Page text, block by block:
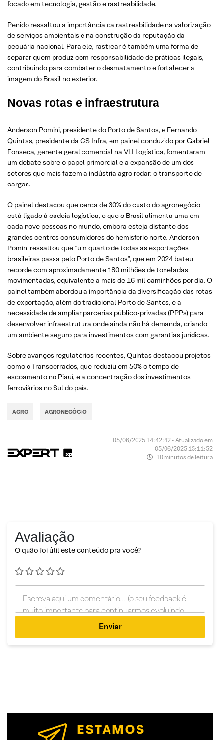
focado em tecnologia, gestão e rastreabilidade.
Penido ressaltou a importância da rastreabilidade na valorização
de serviços ambientais e na construção da reputação da
pecuária nacional. Para ele, rastrear é também uma forma de
separar quem produz com responsabilidade de práticas ilegais,
contribuindo para combater o desmatamento e fortalecer a
imagem do Brasil no exterior.
Novas rotas e infraestrutura
Anderson Pomini, presidente do Porto de Santos, e Fernando
Quintas, presidente da CS Infra, em painel conduzido por Gabriel
Fonseca, gerente geral comercial na VLI Logística, fomentaram
um debate sobre o papel primordial e a expansão de um dos
setores que mais fazem a indústria agro rodar: o transporte de
cargas.
O painel destacou que cerca de 30% do custo do agronegócio
está ligado à cadeia logística, e que o Brasil alimenta uma em
cada nove pessoas no mundo, embora esteja distante dos
grandes centros consumidores do hemisfério norte. Anderson
Pomini ressaltou que “um quarto de todas as exportações
brasileiras passa pelo Porto de Santos”, que em 2024 bateu
recorde com aproximadamente 180 milhões de toneladas
movimentadas, equivalente a mais de 16 mil caminhões por dia. O
painel também abordou a importância da diversificação das rotas
de exportação, além do tradicional Porto de Santos, e a
necessidade de ampliar parcerias público-privadas (PPPs) para
desenvolver infraestrutura onde ainda não há demanda, criando
um ambiente seguro para investimentos com garantias jurídicas.
Sobre avanços regulatórios recentes, Quintas destacou projetos
como o Transcerrados, que reduziu em 50% o tempo de
escoamento no Piauí, e a concentração dos investimentos
ferroviários no Sul do país.
AGRO AGRONEGÓCIO
05/06/2025 14:42:42 • Atualizado em
05/06/2025 15:11:52
10 minutos de leitura
Avaliação
O quão foi útil este conteúdo pra você?
Enviar